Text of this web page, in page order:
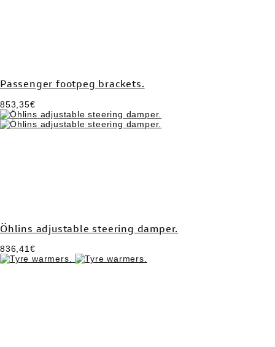
Passenger footpeg brackets.
853,35€
Öhlins adjustable steering damper.
836,41€